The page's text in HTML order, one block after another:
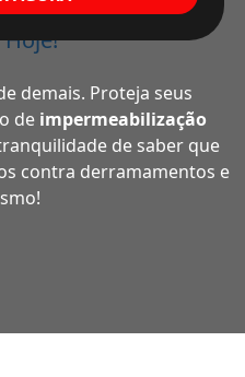
Hoje!
demais. Proteja seus
de impermeabilização
de saber que
contra derramamentos e